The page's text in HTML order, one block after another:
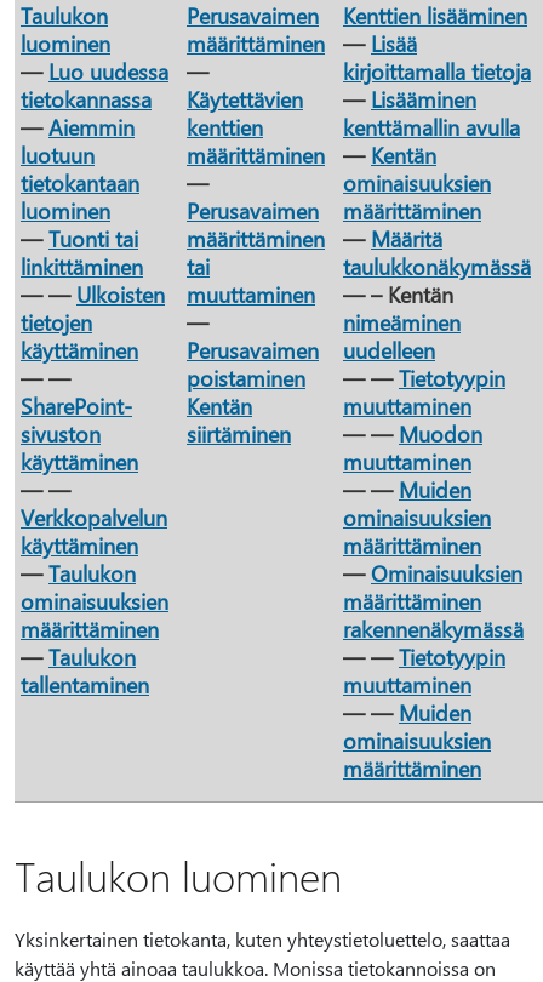
Taulukon
luominen
— Luo uudessa
tietokannassa
—Aiemmin
luotuun
tietokantaan
luominen
—Tuonti tai
linkittäminen
— — Ulkoisten
tietojen
käyttäminen
— —
SharePoint-
sivuston
käyttäminen
— —
Verkkopalvelun
käyttäminen
—Taulukon
ominaisuuksien
määrittäminen
—Taulukon
tallentaminen
Perusavaimen
määrittäminen
—
Käytettävien
kenttien
määrittäminen
—
Perusavaimen
määrittäminen
tai
muuttaminen
—
Perusavaimen
poistaminen
Kentän
siirtäminen
Kenttien lisääminen
— Lisää
kirjoittamalla tietoja
— Lisääminen
kenttämallin avulla
— Kentän
ominaisuuksien
määrittäminen
— Määritä
taulukkonäkymässä
— – Kentän
nimeäminen
uudelleen
— —Tietotyypin
muuttaminen
— — Muodon
muuttaminen
— — Muiden
ominaisuuksien
määrittäminen
—Ominaisuuksien
määrittäminen
rakennenäkymässä
— —Tietotyypin
muuttaminen
— — Muiden
ominaisuuksien
määrittäminen
Taulukon luominen
Yksinkertainen tietokanta, kuten yhteystietoluettelo, saattaa
käyttää yhtä ainoaa taulukkoa. Monissa tietokannoissa on